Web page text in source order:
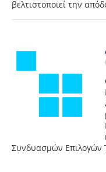
βελτιστοποιεί την
Συνδυασμών Επιλογών